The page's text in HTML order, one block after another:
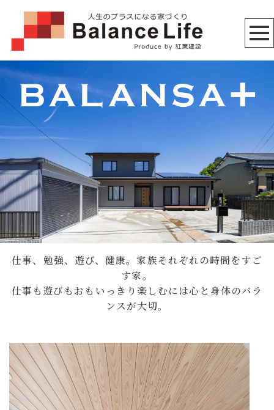
仕事、勉強、遊び、健康。家族それぞれの時間をすご
す家。
仕事も遊びもおもいっきり楽しむには心と身体のバラ
ンスが大切。